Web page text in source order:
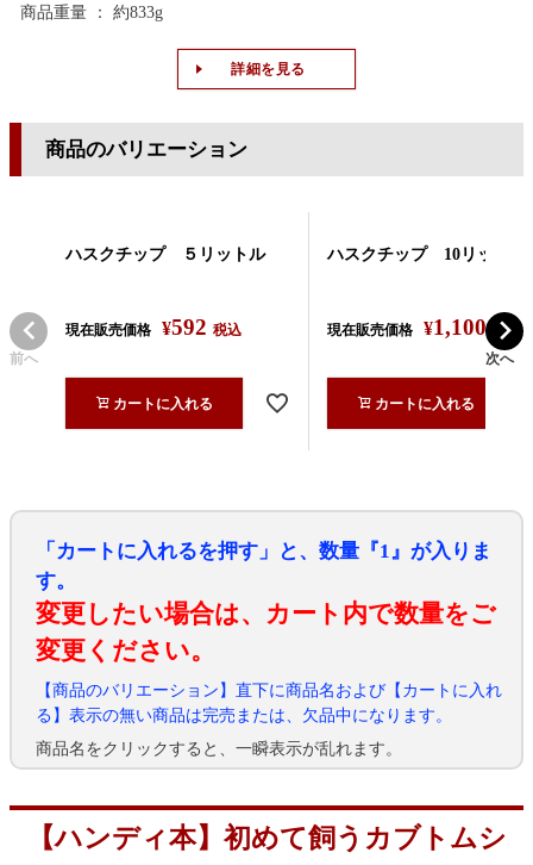
商品重量 ： 約833g
詳細を見る
商品のバリエーション
前へ
ハスクチップ ５リットル
現在販売価格 ¥592 税込
カートに入れる
ハスクチップ 10リットル
現在販売価格 ¥1,100 税込
カートに入れる
次へ
「カートに入れるを押す」と、数量『1』が入りま
す。
変更したい場合は、カート内で数量をご
変更ください。
【商品のバリエーション】直下に商品名および【カートに入れ
る】表示の無い商品は完売または、欠品中になります。
商品名をクリックすると、一瞬表示が乱れます。
【ハンディ本】初めて飼うカブトムシ